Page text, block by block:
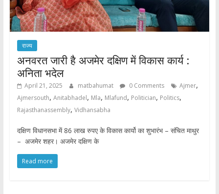
राज्य
अनवरत जारी है अजमेर दक्षिण में विकास कार्य :
अनिता भदेल
April 21, 2025 matbahumat 0 Comments Ajmer,
Ajmersouth, Anitabhadel, Mla, Mlafund, Politician, Politics,
Rajasthanassembly, Vidhansabha
दक्षिण विधानसभा में 86 लाख रुपए के विकास कार्यो का शुभारंभ – संचित माथुर
– अजमेर शहर। अजमेर दक्षिण के
Read more